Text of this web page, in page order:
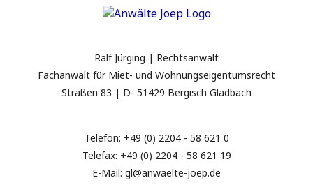
Ralf Jürging | Rechtsanwalt
Fachanwalt für Miet- und Wohnungseigentumsrecht
Straßen 83 | D- 51429 Bergisch Gladbach
Telefon: +49 (0) 2204 - 58 621 0
Telefax: +49 (0) 2204 - 58 621 19
E-Mail: gl@anwaelte-joep.de